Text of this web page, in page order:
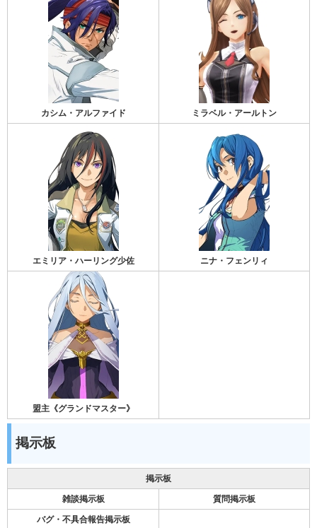
カシム・アルファイド ミラベル・アールトン
エミリア・ハーリング少佐 ニナ・フェンリィ
盟主《グランドマスター》
掲示板
掲示板
雑談掲示板 質問掲示板
バグ・不具合報告掲示板